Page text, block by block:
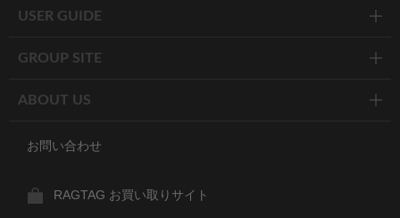
USER GUIDE
GROUP SITE
ABOUT US
お問い合わせ
RAGTAG お買い取りサイト